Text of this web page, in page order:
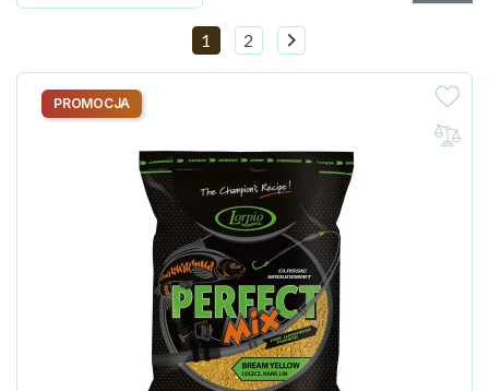
1 2
Następny

PROMOCJA